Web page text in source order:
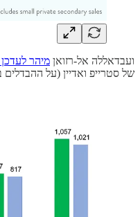
ועבדאללה אל-רזואן מיהר
של סטרייפ ואדיין (על ההבדלים